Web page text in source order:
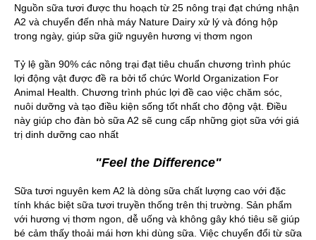
Nguồn sữa tươi được thu hoạch từ 25 nông trại đạt chứng nhận
A2 và chuyển đến nhà máy Nature Dairy xử lý và đóng hộp
trong ngày, giúp sữa giữ nguyên hương vị thơm ngon
Tỷ lệ gần 90% các nông trại đạt tiêu chuẩn chương trình phúc
lợi động vật được đề ra bởi tổ chức World Organization For
Animal Health. Chương trình phúc lợi đề cao việc chăm sóc,
nuôi dưỡng và tạo điều kiện sống tốt nhất cho động vật. Điều
này giúp cho đàn bò sữa A2 sẽ cung cấp những giọt sữa với giá
trị dinh dưỡng cao nhất
"Feel the Difference"
Sữa tươi nguyên kem A2 là dòng sữa chất lượng cao với đặc
tính khác biệt sữa tươi truyền thống trên thị trường. Sản phẩm
với hương vị thơm ngon, dễ uống và không gây khó tiêu sẽ giúp
bé cảm thấy thoải mái hơn khi dùng sữa. Việc chuyển đổi từ sữa